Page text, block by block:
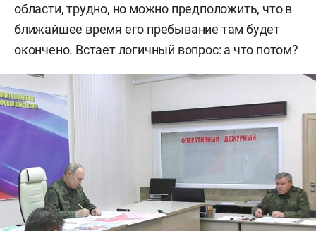
области, трудно, но можно предположить, что в
ближайшее время его пребывание там будет
окончено. Встает логичный вопрос: а что потом?